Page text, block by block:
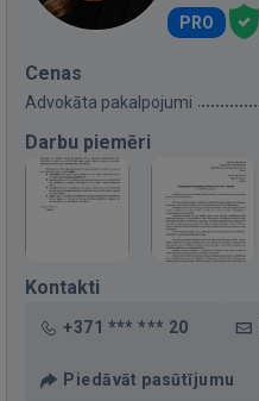
PRO
Cenas
Advokāta pakalpojumi
Darbu piemēri
Kontakti
+371 *** *** 20
Piedāvāt pasūtījumu